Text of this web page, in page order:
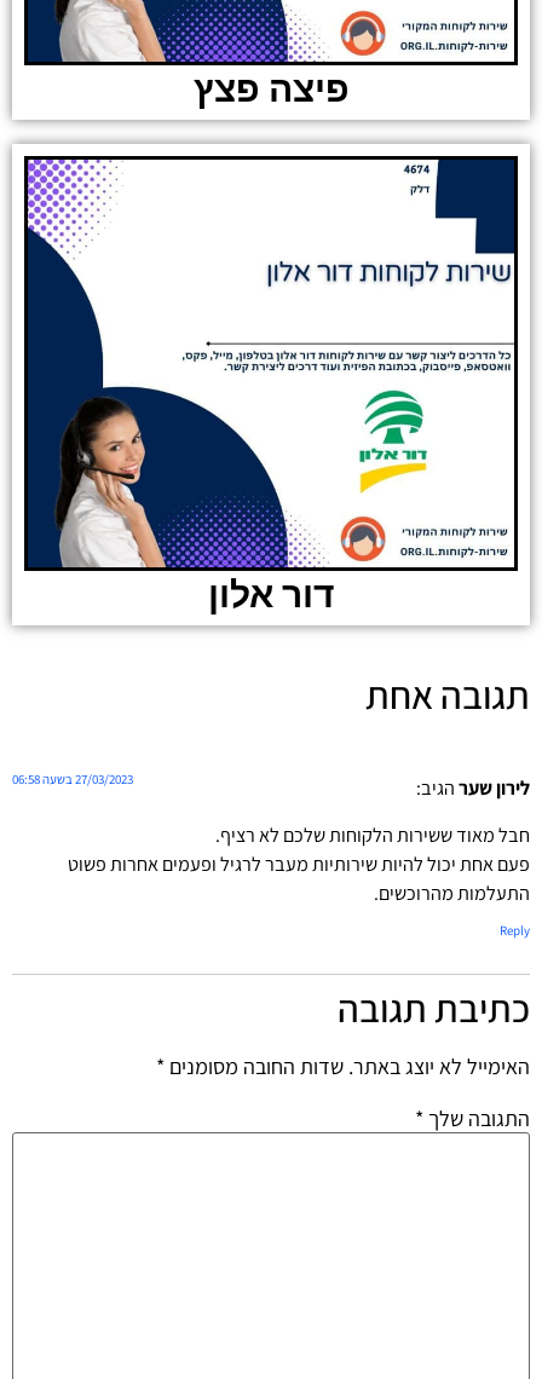
פיצה פצץ
דור אלון
תגובה אחת
לירון שערהגיב: 27/03/2023 בשעה 06:58
חבל מאוד ששירות הלקוחות שלכם לא רציף.
פעם אחת יכול להיות שירותיות מעבר לרגיל ופעמים אחרות פשוט
התעלמות מהרוכשים.
Reply
כתיבת תגובה
האימייל לא יוצג באתר. שדות החובה מסומנים *
התגובה שלך *